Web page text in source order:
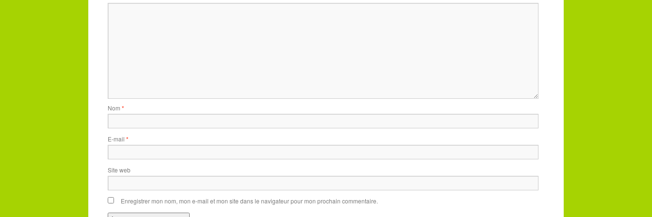
Nom *
E-mail *
Site web
Enregistrer mon nom, mon e-mail et mon site dans le navigateur pour mon prochain commentaire.